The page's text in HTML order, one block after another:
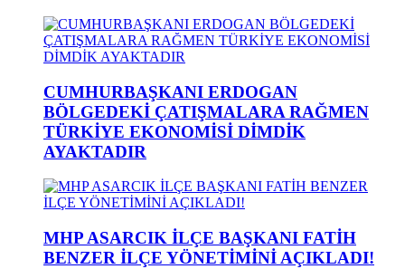
CUMHURBAŞKANI ERDOGAN
BÖLGEDEKİ ÇATIŞMALARA RAĞMEN
TÜRKİYE EKONOMİSİ DİMDİK
AYAKTADIR
MHP ASARCIK İLÇE BAŞKANI FATİH
BENZER İLÇE YÖNETİMİNİ AÇIKLADI!